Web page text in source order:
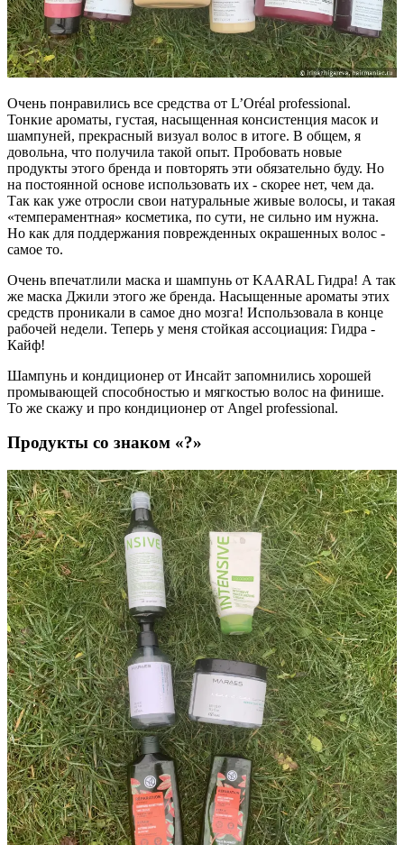
Очень понравились все средства от L’Oréal professional.
Тонкие ароматы, густая, насыщенная консистенция масок и
шампуней, прекрасный визуал волос в итоге. В общем, я
довольна, что получила такой опыт. Пробовать новые
продукты этого бренда и повторять эти обязательно буду. Но
на постоянной основе использовать их - скорее нет, чем да.
Так как уже отросли свои натуральные живые волосы, и такая
«темпераментная» косметика, по сути, не сильно им нужна.
Но как для поддержания поврежденных окрашенных волос -
самое то.
Очень впечатлили маска и шампунь от KAARAL Гидра! А так
же маска Джили этого же бренда. Насыщенные ароматы этих
средств проникали в самое дно мозга! Использовала в конце
рабочей недели. Теперь у меня стойкая ассоциация: Гидра -
Кайф!
Шампунь и кондиционер от Инсайт запомнились хорошей
промывающей способностью и мягкостью волос на финише.
То же скажу и про кондиционер от Angel professional.
Продукты со знаком «?»